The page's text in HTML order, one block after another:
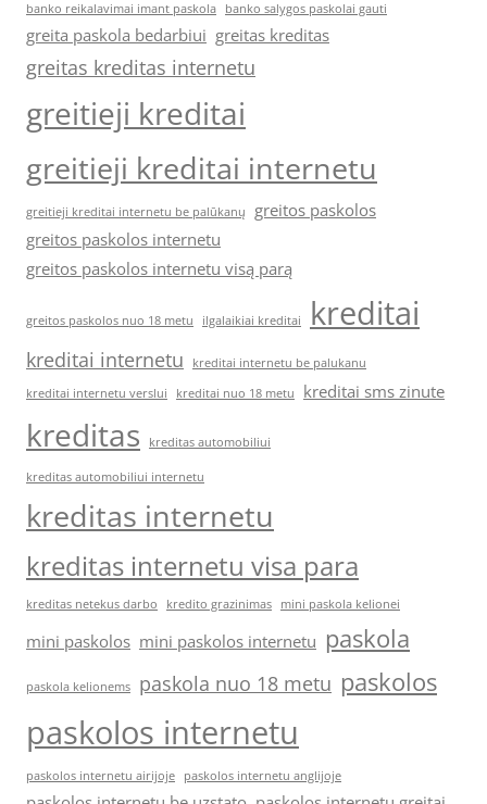
banko reikalavimai imant paskola banko salygos paskolai gauti
greita paskola bedarbiui greitas kreditas
greitas kreditas internetu
greitieji kreditai
greitieji kreditai internetu
greitieji kreditai internetu be palūkanų
greitos paskolos
greitos paskolos internetu
greitos paskolos internetu visą parą
greitos paskolos nuo 18 metu ilgalaikiai kreditai kreditai
kreditai internetu
kreditai internetu be palukanu
kreditai internetu verslui
kreditai nuo 18 metu kreditai sms zinute
kreditas kreditas automobiliui
kreditas automobiliui internetu
kreditas internetu
kreditas internetu visa para
kreditas netekus darbo kredito grazinimas mini paskola kelionei
mini paskolos mini paskolos internetu paskola
paskola kelionems paskola nuo 18 metu paskolos
paskolos internetu
paskolos internetu airijoje paskolos internetu anglijoje